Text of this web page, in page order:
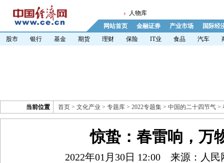
人物库
网站首页
金融证券 产业市场
国际经
股市
银行 基金 期货 理财 保险 IT业 食品 汽车
当前位置 首页 > 文化产业 > 专题库 > 2022专题集 > 中国的二十四节气 >
惊蛰：春雷响，万
2022年01月30日 12:00 来源：人民